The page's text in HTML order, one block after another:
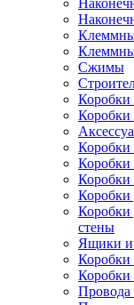
Сжимы
Коробки
Коробки
Коробки
Коробки
Коробки
Коробки
Коробки
стены
Ящики и
Коробки
Коробки